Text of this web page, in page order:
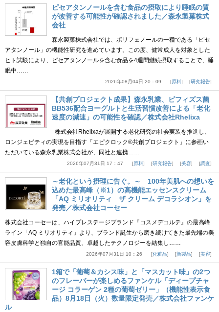
ピセアタンノールを含む食品の摂取により睡眠の質
が改善する可能性が確認されました／森永製菓株式
会社
森永製菓株式会社では、ポリフェノールの一種である「ピセ
アタンノール」の機能性研究を進めています。この度、健常成人を対象とした
ヒト試験により、ピセアタンノールを含む食品を4週間継続摂取することで、睡
眠中……
2026年08月04日 20：09 原料 研究報告
【共創プロジェクト成果】森永乳業、ビフィズス菌
BB536配合ヨーグルトと生活習慣改善による「老化
速度の減速」の可能性を確認／株式会社Rhelixa
株式会社Rhelixaが展開する老化研究の社会実装を推進し、
ロンジェビティの実現を目指す「エピクロック®共創プロジェクト」に参画い
ただいている森永乳業株式会社が、同社と連携……
2026年07月31日 17：47 原料 研究報告 美容 調査
～老化という摂理に告ぐ。～ 100年美肌への想いを
込めた最高峰（※1）の高機能エッセンスクリーム
「AQ ミリオリティ ザ クリーム デコラシオン」を
発売／株式会社コーセー
株式会社コーセーは、ハイプレステージブランド『コスメデコルテ』の最高峰
ライン「AQ ミリオリティ」より、ブランド誕生から磨き続けてきた最先端の美
容皮膚科学と独自の官能品質、卓越したテクノロジーを結集し……
2026年07月31日 10：26 化粧品 新製品 美容
1箱で「葡萄＆カシス味」と「マスカット味」の2つ
のフレーバーが楽しめるファンケル「ディープチャ
ージ コラーゲン 2種の葡萄ゼリー」（機能性表示食
品）8月18日（火）数量限定発売／株式会社ファンケ
ル